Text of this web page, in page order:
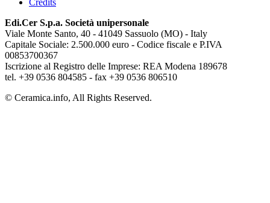
Credits
Edi.Cer S.p.a. Società unipersonale
Viale Monte Santo, 40 - 41049 Sassuolo (MO) - Italy
Capitale Sociale: 2.500.000 euro - Codice fiscale e P.IVA
00853700367
Iscrizione al Registro delle Imprese: REA Modena 189678
tel. +39 0536 804585 - fax +39 0536 806510
© Ceramica.info, All Rights Reserved.